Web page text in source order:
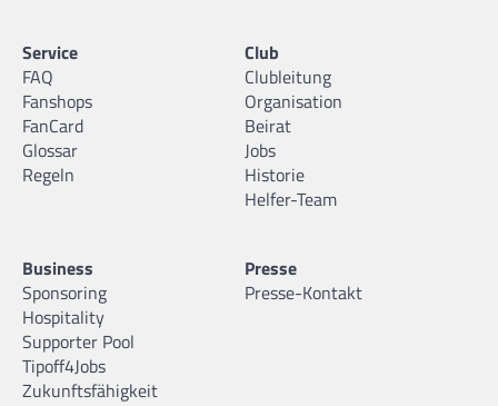
Service
FAQ
Fanshops
FanCard
Glossar
Regeln
Club
Clubleitung
Organisation
Beirat
Jobs
Historie
Helfer-Team
Business
Sponsoring
Hospitality
Supporter Pool
Tipoff4Jobs
Zukunftsfähigkeit
Presse
Presse-Kontakt